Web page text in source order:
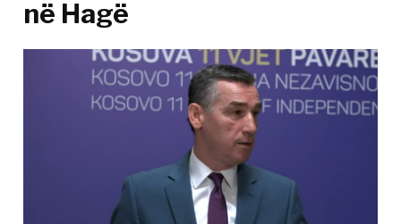
në Hagë